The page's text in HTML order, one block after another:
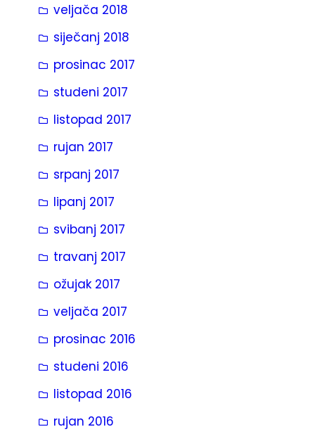
veljača 2018
siječanj 2018
prosinac 2017
studeni 2017
listopad 2017
rujan 2017
srpanj 2017
lipanj 2017
svibanj 2017
travanj 2017
ožujak 2017
veljača 2017
prosinac 2016
studeni 2016
listopad 2016
rujan 2016